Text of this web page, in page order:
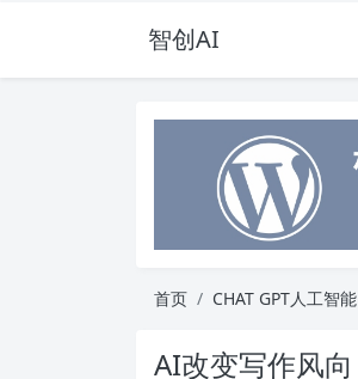
智创AI
首页 CHAT GPT人工智能
AI改变写作风向